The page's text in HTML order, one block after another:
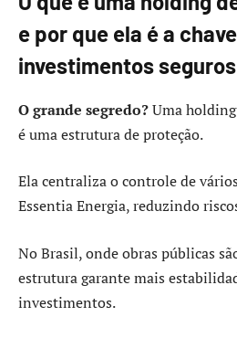
e por que ela é a
investimentos
O grande segredo?Uma
é uma estrutura de proteção.
Ela centraliza o controle de
Essentia Energia, reduzindo
No Brasil, onde obras públicas
estrutura garante mais
investimentos.